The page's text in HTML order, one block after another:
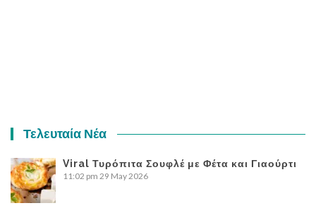
Τελευταία Νέα
Viral Τυρόπιτα Σουφλέ με Φέτα και Γιαούρτι
11:02 pm 29 May 2026